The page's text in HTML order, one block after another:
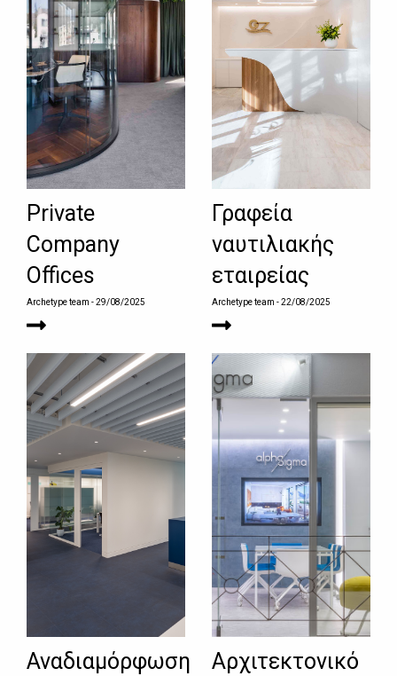
Private
Company
Offices
Archetype team - 29/08/2025
Γραφεία
ναυτιλιακής
εταιρείας
Archetype team - 22/08/2025
Αναδιαμόρφωση Αρχιτεκτονικό